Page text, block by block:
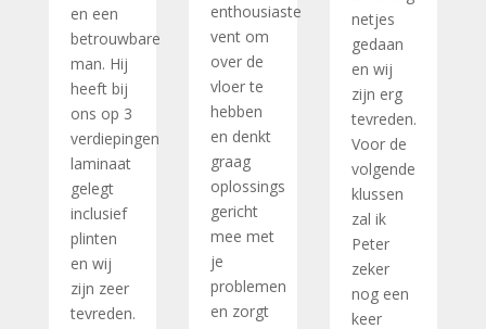
enthousiaste
vent om
over de
vloer te
hebben
en denkt
graag
oplossings
gericht
mee met
je
problemen
en zorgt
netjes
gedaan
en wij
zijn erg
tevreden.
Voor de
volgende
klussen
zal ik
Peter
zeker
nog een
keer
en een
betrouwbare
man. Hij
heeft bij
ons op 3
verdiepingen
laminaat
gelegt
inclusief
plinten
en wij
zijn zeer
tevreden.